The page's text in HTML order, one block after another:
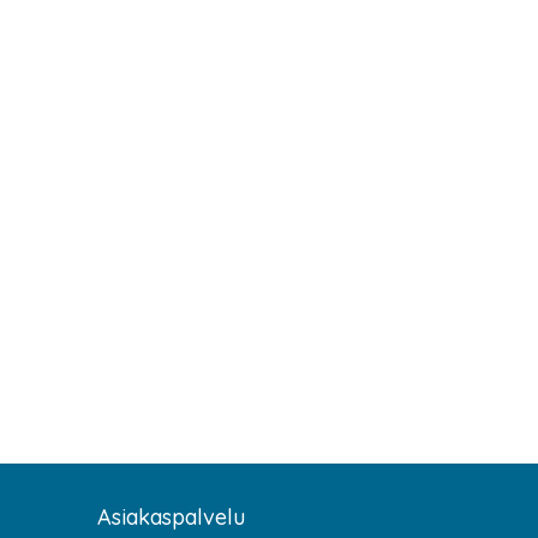
Asiakaspalvelu